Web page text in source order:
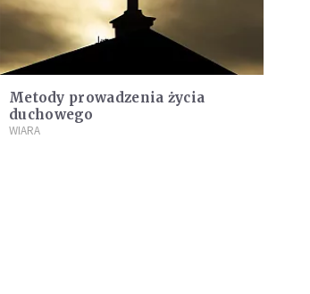
Metody prowadzenia życia
duchowego
WIARA